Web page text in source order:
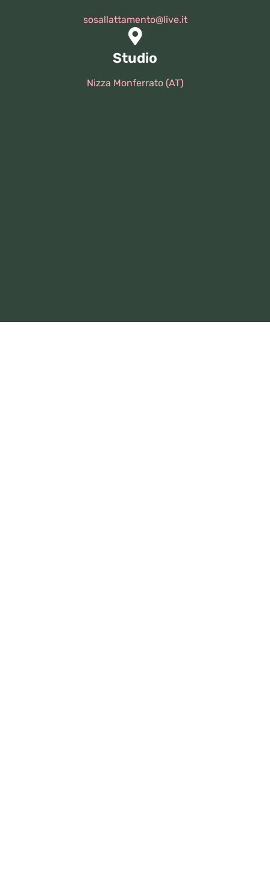
sosallattamento@live.it
Studio
Nizza Monferrato (AT)